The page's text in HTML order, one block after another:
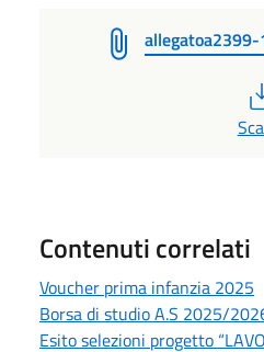
Contenuti correlati
Voucher prima infanzia 2025
Borsa di studio A.S 2025/
Esito selezioni progetto